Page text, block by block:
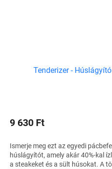
Tenderizer -
9 630 Ft
Ismerje meg ezt az egyedi
húslágyítót, amely akár 40%-kal
a steakeket és a sült húsokat. A